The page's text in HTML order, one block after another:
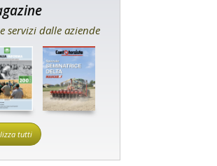
servizi dalle aziende
tutti